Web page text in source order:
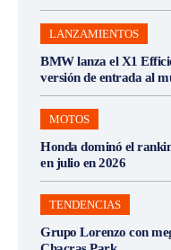
LANZAMIENTOS
BMW lanza el X1
versión de entrada al
MOTOS
Honda dominó el
en julio en 2026
TENDENCIAS
Grupo Lorenzo con